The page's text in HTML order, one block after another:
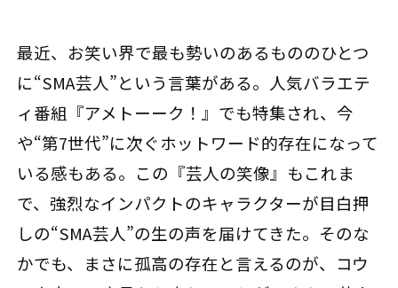
最近、お笑い界で最も勢いのあるもののひとつ
に“SMA芸人”という言葉がある。人気バラエテ
ィ番組『アメトーーク！』でも特集され、今
や“第7世代”に次ぐホットワード的存在になって
いる感もある。この『芸人の笑像』もこれま
で、強烈なインパクトのキャラクターが目白押
しの“SMA芸人”の生の声を届けてきた。そのな
かでも、まさに孤高の存在と言えるのが、コウ